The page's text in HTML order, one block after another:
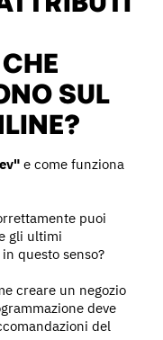
SUL
e come funziona
puoi
gli ultimi
questo senso?
creare un negozio
deve
del